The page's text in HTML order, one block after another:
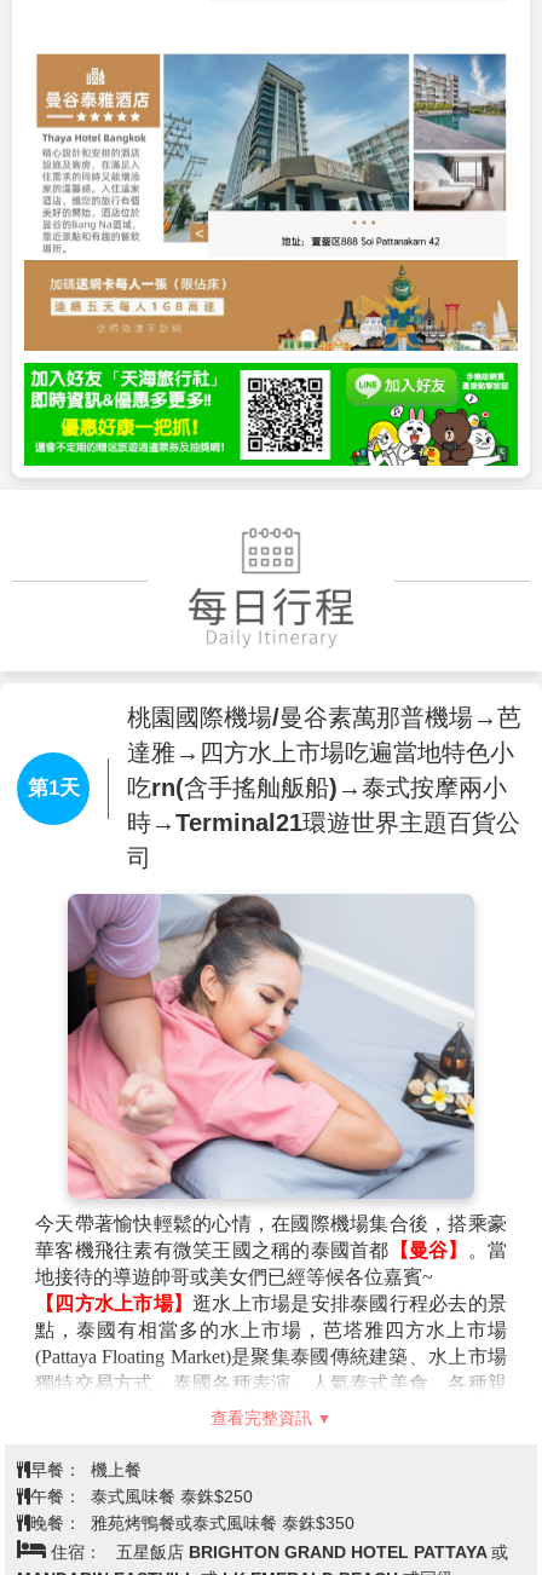
第1天
桃園國際機場/曼谷素萬那普機場→芭
達雅→四方水上市場吃遍當地特色小
吃rn(含手搖舢舨船)→泰式按摩兩小
時→Terminal21環遊世界主題百貨公
司
今天帶著愉快輕鬆的心情，在國際機場集合後，搭乘豪
華客機飛往素有微笑王國之稱的泰國首都 【曼谷】
。當
地接待的導遊帥哥或美女們已經等候各位嘉賓~
【四方水上市場】逛水上市場是安排泰國行程必去的景
點，泰國有相當多的水上市場，芭塔雅四方水上市場
(Pattaya Floating Market)是聚集泰國傳統建築、水上市場
獨特交易方式、泰國各種表演、人氣泰式美食、各種親
身體驗與百家紀念品商店，這裡就是個專為遊客打造的
之一！(含手搖舢舨船費用)
「四方水上市場」網羅來自四面八方各種特色店家而得
名，市場共有100多個攤位，從米粉湯、鱷魚肉、章魚
燒、泰式奶茶、香蕉煎餅及芒果糯米飯等美食到泰國傳
統服飾、在地名產、工藝品等商品，商家都是位在木雕
查看完整資訊
早餐：
機上餐
午餐：
泰式風味餐 泰銖$250
晚餐：
雅苑烤鴨餐或泰式風味餐 泰銖$350
住宿：
五星飯店 BRIGHTON GRAND HOTEL PATTAYA 或